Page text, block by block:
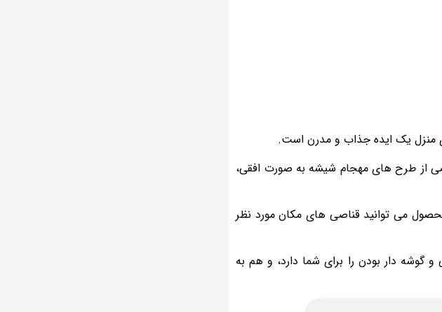
منزل یک ایده جذاب و مدرن است.
از طرح های مهجام شیشه به صورت افقی،
می توانید قناصی های مکان مورد نظر
دار بودن را برای شما دارد، و هم به